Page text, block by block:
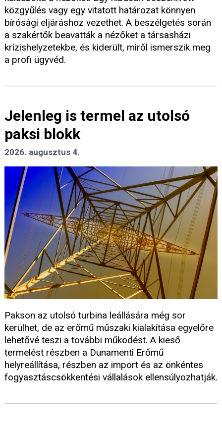
közgyűlés vagy egy vitatott határozat könnyen
bírósági eljáráshoz vezethet. A beszélgetés során
a szakértők beavatták a nézőket a társasházi
krízishelyzetekbe, és kiderült, miről ismerszik meg
a profi ügyvéd.
Jelenleg is termel az utolsó
paksi blokk
2026. augusztus 4.
Pakson az utolsó turbina leállására még sor
kerülhet, de az erőmű műszaki kialakítása egyelőre
lehetővé teszi a további működést. A kieső
termelést részben a Dunamenti Erőmű
helyreállítása, részben az import és az önkéntes
fogyasztáscsökkentési vállalások ellensúlyozhatják.